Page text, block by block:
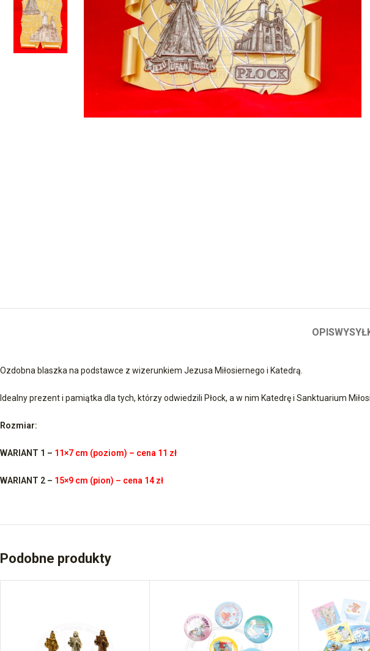
OPIS
Ozdobna blaszka na podstawce z wizerunkiem Jezusa Miłosiernego i Katedrą.
Idealny prezent i pamiątka dla tych, którzy odwiedzili Płock, a w nim Katedrę i Sanktuarium
Rozmiar:
WARIANT 1 – 11×7 cm (poziom) – cena 11 zł
WARIANT 2 – 15×9 cm (pion) – cena 14 zł
Podobne produkty